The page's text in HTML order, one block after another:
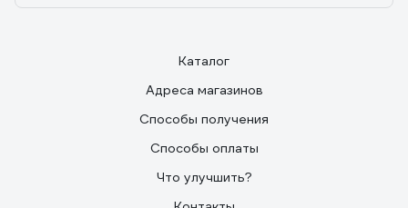
Каталог
Адреса магазинов
Способы получения
Способы оплаты
Что улучшить?